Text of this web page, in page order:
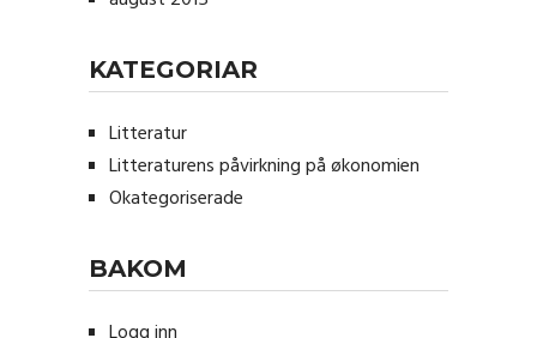
KATEGORIAR
Litteratur
Litteraturens påvirkning på økonomien
Okategoriserade
BAKOM